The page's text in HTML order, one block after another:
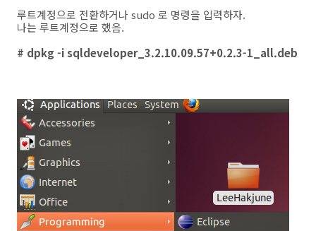
루트계정으로 전환하거나 sudo 로 명령을 입력하자.
나는 루트계정으로 했음.
# dpkg -i sqldeveloper_3.2.10.09.57+0.2.3-1_all.deb